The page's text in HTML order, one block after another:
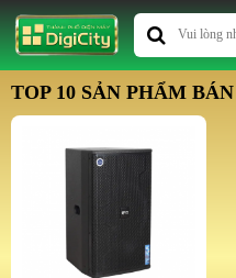
TOP 10 SẢN PHẨM